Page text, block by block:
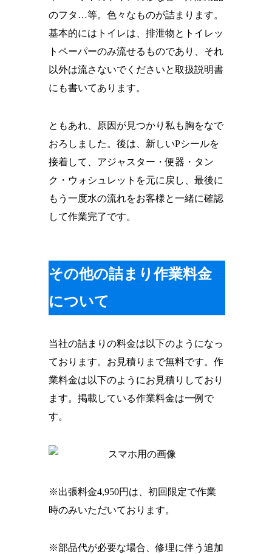
のフタ…等。色々なものが詰まります。
基本的にはトイレは、排泄物とトイレッ
トペーパーのみ流せるものであり、それ
以外は流さないでくださいと取扱説明書
にも書いてあります。
ともあれ、原因が見つかり私も胸をなで
おろしました。後は、新しいPシールを
接着して、アジャスター・便器・タン
ク・ウォシュレットを元に戻し、最後に
もう一度水の流れをお客様と一緒に確認
して作業完了です。
その他の詰まり作業料金
について
当社の詰まりの料金は以下のようになっ
ております。 お見積りまで無料です。作
業料金は以下のようにお見積りしており
ます。掲載している作業料金は一例で
す。
※出張料金4,950円は、初回限定で作業
時のみいただいております。
※部品代が必要な場合、修理に伴う追加